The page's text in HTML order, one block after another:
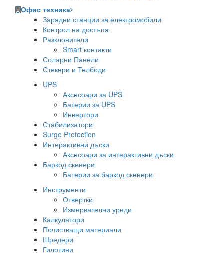
Офис техника
Зарядни станции за електромобили
Контрол на достъпа
Разклонители
Smart контакти
Соларни Панели
Стекери и Телбоди
UPS
Аксесоари за UPS
Батерии за UPS
Инвертори
Стабилизатори
Surge Protection
Интерактивни дъски
Аксесоари за интерактивни дъски
Баркод скенери
Батерии за баркод скенери
Инструменти
Отвертки
Измервателни уреди
Калкулатори
Почистващи материали
Шредери
Гилотини